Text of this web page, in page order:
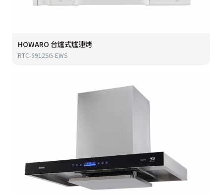
HOWARO 台爐式爐連烤
RTC-6912SG-EWS